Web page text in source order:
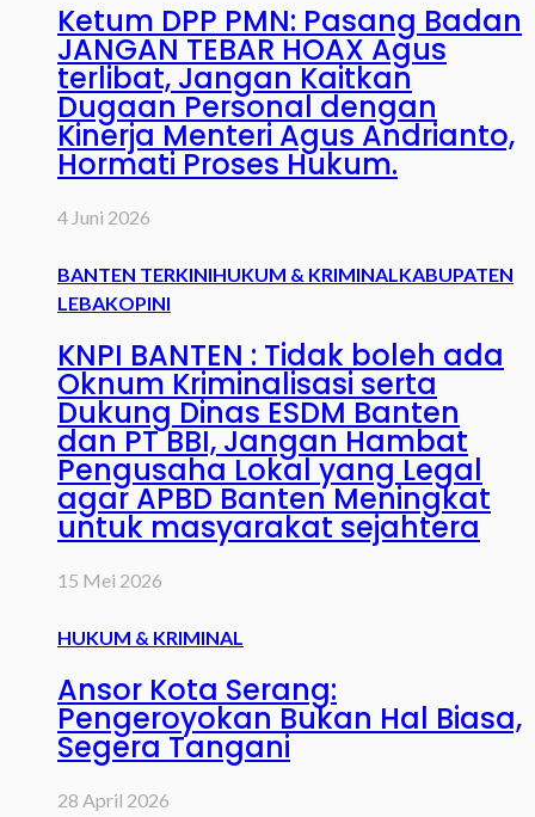
Ketum DPP PMN: Pasang Badan
JANGAN TEBAR HOAX Agus
terlibat, Jangan Kaitkan
Dugaan Personal dengan
Kinerja Menteri Agus Andrianto,
Hormati Proses Hukum.
4 Juni 2026
BANTEN TERKINIHUKUM & KRIMINALKABUPATEN
LEBAKOPINI
KNPI BANTEN : Tidak boleh ada
Oknum Kriminalisasi serta
Dukung Dinas ESDM Banten
dan PT BBI, Jangan Hambat
Pengusaha Lokal yang Legal
agar APBD Banten Meningkat
untuk masyarakat sejahtera
15 Mei 2026
HUKUM & KRIMINAL
Ansor Kota Serang:
Pengeroyokan Bukan Hal Biasa,
Segera Tangani
28 April 2026